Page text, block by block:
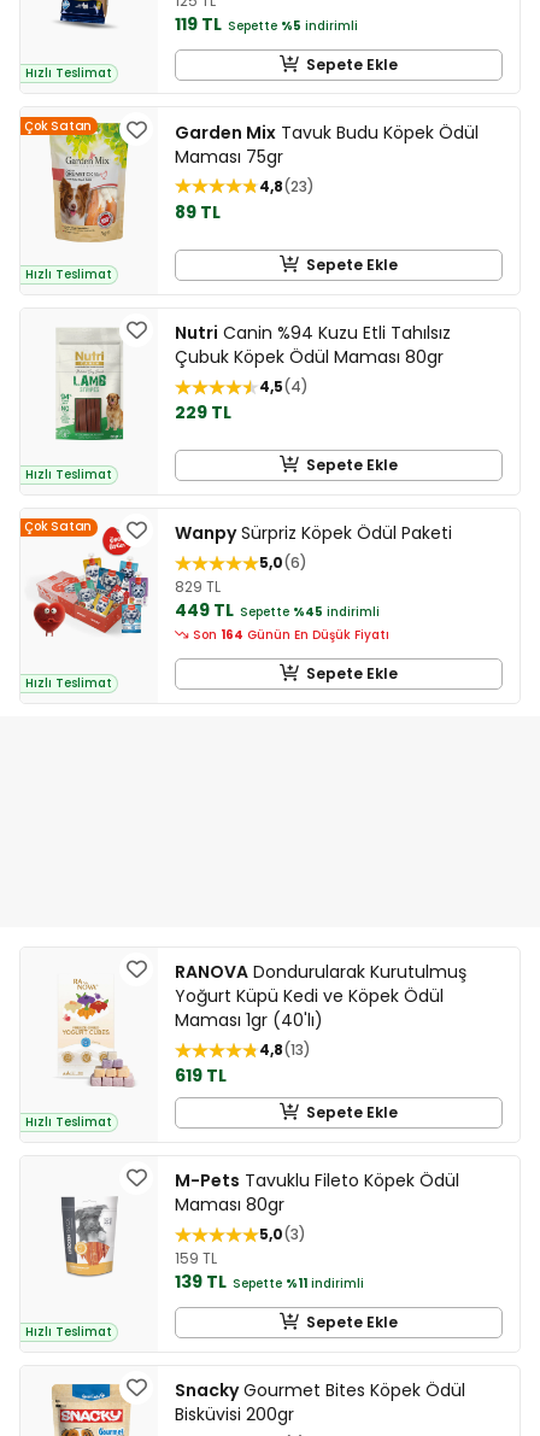
Hızlı Teslimat
119 TL Sepette %5 indirimli
Sepete Ekle
Çok Satan
Hızlı Teslimat
Garden Mix Tavuk Budu Köpek Ödül
Maması 75gr
4,8 23
89 TL
Sepete Ekle
Hızlı Teslimat
Nutri Canin %94 Kuzu Etli Tahılsız
Çubuk Köpek Ödül Maması 80gr
4,5 4
229 TL
Sepete Ekle
Çok Satan
Hızlı Teslimat
WanpySürpriz Köpek Ödül Paketi
5,0 6
829 TL
449 TL Sepette %45 indirimli
Son 164 Günün En Düşük Fiyatı
Sepete Ekle
Hızlı Teslimat
RANOVA Dondurularak Kurutulmuş
Yoğurt Küpü Kedi ve Köpek Ödül
Maması 1gr (40'lı)
4,8 13
619 TL
Sepete Ekle
Hızlı Teslimat
M-Pets Tavuklu Fileto Köpek Ödül
Maması 80gr
5,0 3
159 TL
139 TL Sepette %11 indirimli
Sepete Ekle
SnackyGourmet Bites Köpek Ödül
Bisküvisi 200gr